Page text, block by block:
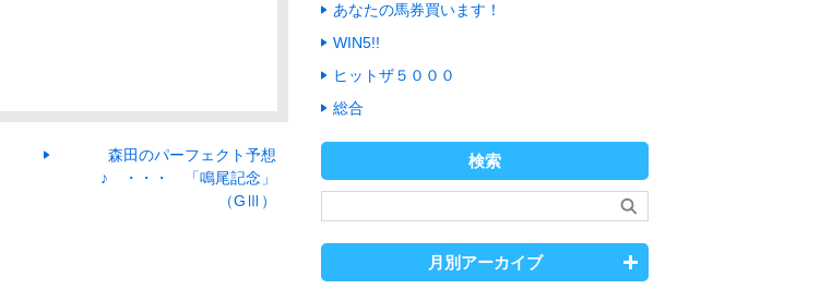
森田のパーフェクト予想
♪ ・・・ 「鳴尾記念」
（GⅢ）
あなたの馬券買います！
WIN5!!
ヒットザ５０００
総合
検索
月別アーカイブ